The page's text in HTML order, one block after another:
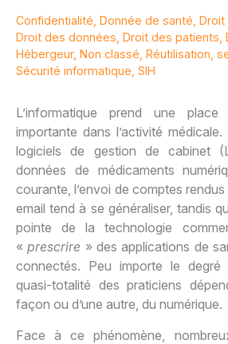
Confidentialité Donnée de santé Droit
Droit des données Droit des patients
Hébergeur, Non classé Réutilisation
Sécurité informatique SIH
L’informatique prend une
importante dans l’activité
logiciels de gestion de cabinet
données de médicaments
courante, l’envoi de comptes
email tend à se généraliser, tandis
pointe de la technologie
«prescrire » des applications de
connectés. Peu importe le degré
quasi-totalité des praticiens
façon ou d’une autre, du numérique.
Face à ce phénomène,